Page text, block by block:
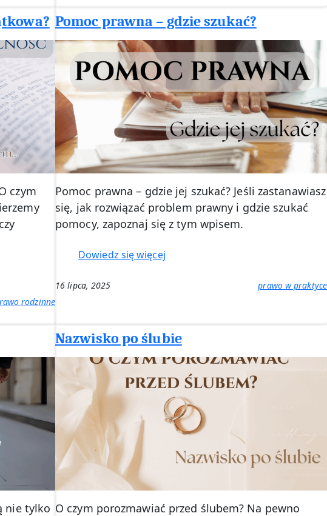
radca
prawny
Koszalin
czym
rodzinne
Pomoc prawna – gdzie szukać?
Pomoc prawna – gdzie jej szukać? Jeśli zastanawiasz
się, jak rozwiązać problem prawny i gdzie szukać
pomocy, zapoznaj się z tym wpisem.
Dowiedz się więcej:
szukać?
16 lipca, 2025 prawo w praktyce
nie tylko
Nazwisko po ślubie
O czym porozmawiać przed ślubem? Na pewno